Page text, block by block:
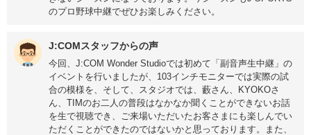
のプロ野球中継でぜひお楽しみください。
J:COMスタッフからの声
今回、J:COM Wonder Studioでは初めて「副音声生中継」の
イベントを行いましたが、103インチモニターでは実際の試
合の模様を、そして、スタジオでは、藪さん、KYOKOさ
ん、TIMのお二人の普段はなかなか聞くことができないお話
を生で視聴でき、ご来場いただいたお客さまにも楽しんでい
ただくことができたのではないかと思っております。また、